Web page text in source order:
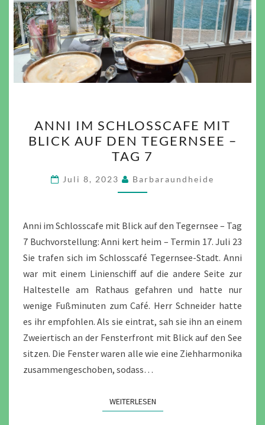
IM
SCHLOSSCAFE
MIT
BLICK
AUF
TEGERNSEE
–
TAG
7
ANNI IM SCHLOSSCAFE MIT
BLICK AUF DEN TEGERNSEE –
TAG 7
Juli 8, 2023 Barbaraundheide
Anni im Schlosscafe mit Blick auf den Tegernsee – Tag
7 Buchvorstellung: Anni kert heim – Termin 17. Juli 23
Sie trafen sich im Schlosscafé Tegernsee-Stadt. Anni
war mit einem Linienschiff auf die andere Seite zur
Haltestelle am Rathaus gefahren und hatte nur
wenige Fußminuten zum Café. Herr Schneider hatte
es ihr empfohlen. Als sie eintrat, sah sie ihn an einem
Zweiertisch an der Fensterfront mit Blick auf den See
sitzen. Die Fenster waren alle wie eine Ziehharmonika
zusammengeschoben, sodass…
WEITERLESENWEITERLESEN